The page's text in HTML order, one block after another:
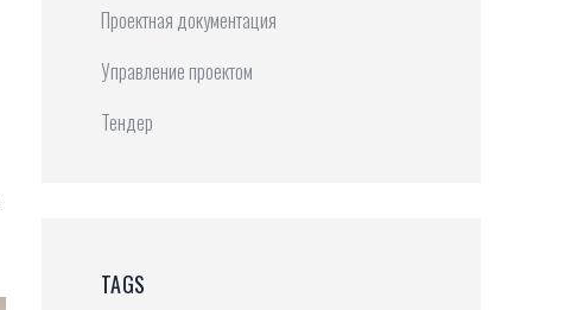
Проектная документация
Управление проектом
Тендер
TAGS